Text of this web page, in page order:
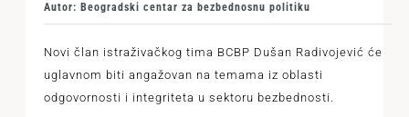
Autor: Beogradski centar za bezbednosnu politiku
Novi član istraživačkog tima BCBP Dušan Radivojević će
uglavnom biti angažovan na temama iz oblasti
odgovornosti i integriteta u sektoru bezbednosti.